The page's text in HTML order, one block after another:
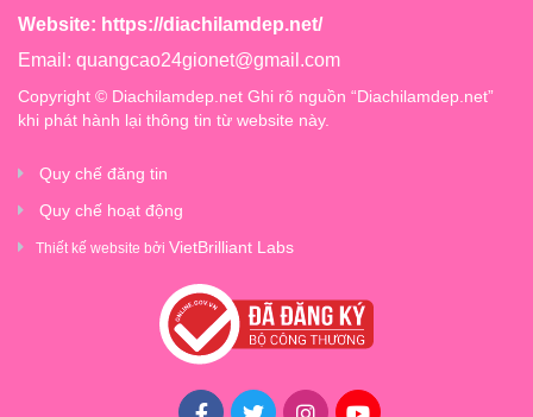
Website: https://diachilamdep.net/
Email: quangcao24gionet@gmail.com
Copyright © Diachilamdep.net Ghi rõ nguồn “Diachilamdep.net”
khi phát hành lại thông tin từ website này.
Quy chế đăng tin
Quy chế hoạt động
Thiết kế website bởi VietBrilliant Labs